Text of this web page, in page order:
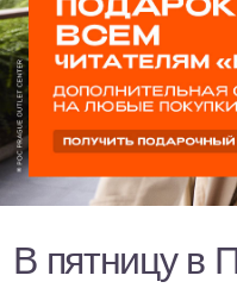
В пятницу в